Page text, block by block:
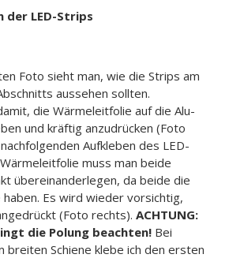
der LED-Strips
Foto sieht man, wie die Strips am
aussehen sollten.
die Wärmeleitfolie auf die Alu-
und kräftig anzudrücken (Foto
Aufkleben des LED-
muss man beide
übereinanderlegen, da beide die
haben. Es wird wieder vorsichtig,
(Foto rechts). ACHTUNG:
die Polung beachten!Bei
breiten Schiene klebe ich den ersten